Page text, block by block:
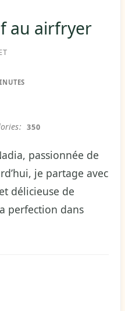
au airfryer
350
passionnée de
je partage avec
délicieuse de
perfection dans